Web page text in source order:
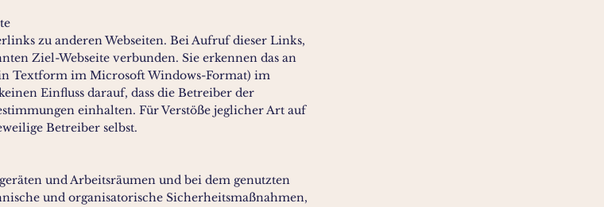
zu anderen Webseiten. Bei Aufruf dieser Links,
Ziel-Webseite verbunden. Sie erkennen das an
Textform im Microsoft Windows-Format) im
Einfluss darauf, dass die Betreiber der
einhalten. Für Verstöße jeglicher Art auf
Betreiber selbst.
und Arbeitsräumen und bei dem genutzten
und organisatorische Sicherheitsmaßnahmen,